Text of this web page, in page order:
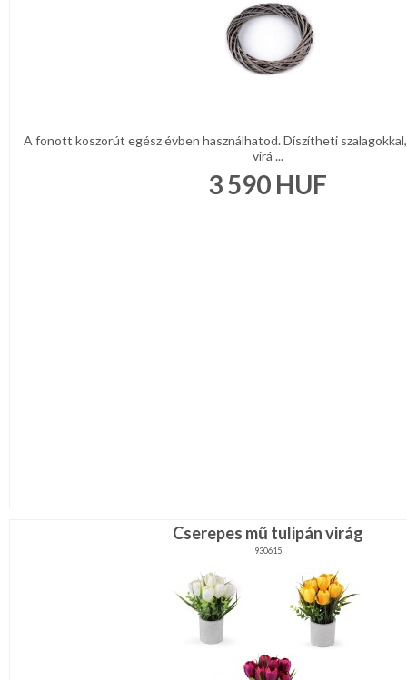
A fonott koszorút egész évben használhatod. Díszítheti
virá ...
3 590 HUF
Cserepes mű tulipán virág
930615